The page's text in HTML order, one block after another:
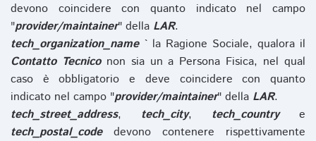
devono coincidere con quanto indicato nel campo
"provider/maintainer" della LAR.
tech_organization_name` la Ragione Sociale, qualora il
Contatto Tecniconon sia un a Persona Fisica, nel qual
caso è obbligatorio e deve coincidere con quanto
indicato nel campo "provider/maintainer" della LAR.
tech_street_address, tech_city, tech_countrye
tech_postal_codedevono contenere rispettivamente